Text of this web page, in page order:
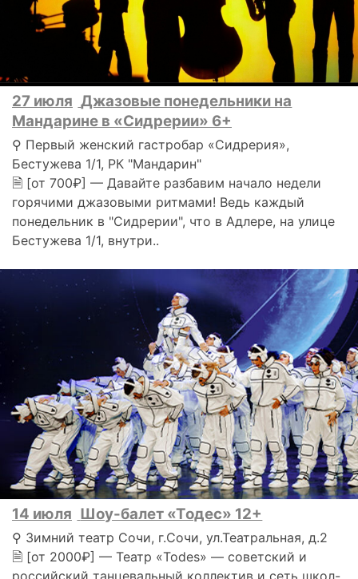
27 июля Джазовые понедельники на
Мандарине в «Сидрерии» 6+
⚲ Первый женский гастробар «Сидрерия»,
Бестужева 1/1, РК "Мандарин"
🗎 [от 700₽] — Давайте разбавим начало недели
горячими джазовыми ритмами! Ведь каждый
понедельник в "Сидрерии", что в Адлере, на улице
Бестужева 1/1, внутри..
14 июля Шоу-балет «Тодес» 12+
⚲ Зимний театр Сочи, г.Сочи, ул.Театральная, д.2
🗎 [от 2000₽] — Театр «Todes» — советский и